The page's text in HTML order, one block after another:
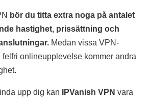
bör du titta extra noga på antalet
hastighet, prissättning och
Medan vissa VPN-
onlineupplevelse kommer andra
upp dig kan IPVanish VPN vara